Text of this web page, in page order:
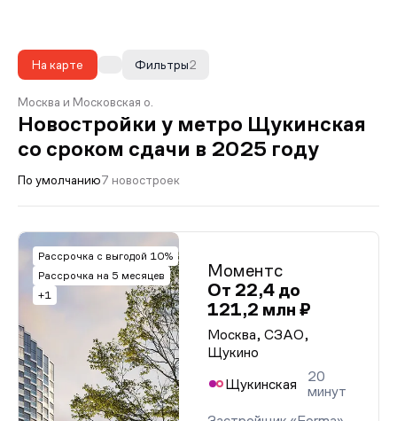
На карте 2
Фильтры
Москва и Московская о.
Новостройки у метро Щукинская
со сроком сдачи в 2025 году
По умолчанию7 новостроек
Рассрочка с выгодой 10%
Рассрочка на 5 месяцев
+1
Моментс
От 22,4 до
121,2 млн ₽
Москва, СЗАО,
Щукино
Щукинская
20
минут